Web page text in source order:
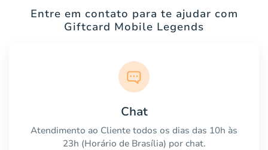
Entre em contato para te ajudar com
Giftcard Mobile Legends
Chat
Atendimento ao Cliente todos os dias das 10h às
23h (Horário de Brasília) por chat.